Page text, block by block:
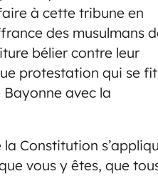
à cette tribune en
des musulmans
bélier contre leur
protestation qui se
avec la
Constitution
vous y êtes, que